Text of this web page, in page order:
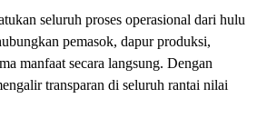
seluruh proses operasional dari hulu
pemasok, dapur produksi,
manfaat secara langsung. Dengan
transparan di seluruh rantai nilai